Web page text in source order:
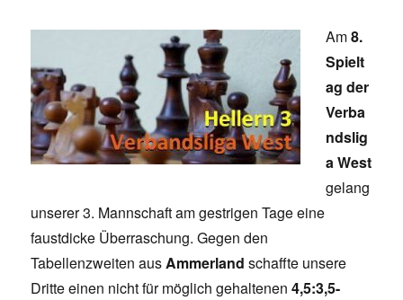
Am8.
Spielt
ag der
Verba
ndslig
a West
gelang
unserer 3. Mannschaft am gestrigen Tage eine
faustdicke Überraschung. Gegen den
Tabellenzweiten ausAmmerland schaffte unsere
Dritte einen nicht für möglich gehaltenen4,5:3,5-